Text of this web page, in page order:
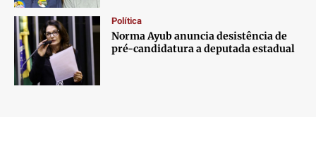
Política
Norma Ayub anuncia desistência de
pré-candidatura a deputada estadual